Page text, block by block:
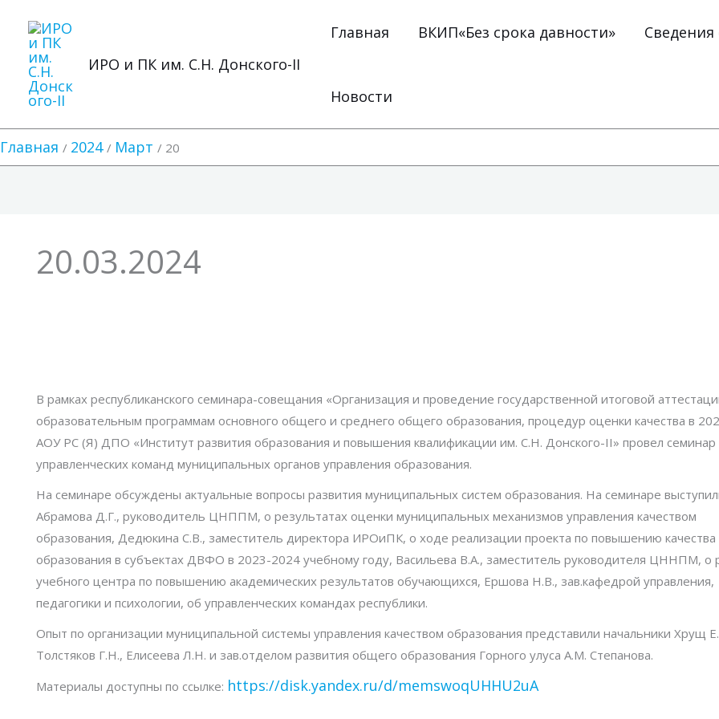
содержимому
ИРО и ПК им. С.Н. Донского-II
Главная ВКИП«Без срока давности»
Новости
Главная 2024 Март 20
20.03.2024
В рамках республиканского семинара-совещания «Организация и проведение государственной итоговой
образовательным программам основного общего и среднего общего образования, процедур оценки качества в
АОУ РС (Я) ДПО «Институт развития образования и повышения квалификации им. С.Н. Донского-II» провел семинар
управленческих команд муниципальных органов управления образования.
На семинаре обсуждены актуальные вопросы развития муниципальных систем образования. На семинаре
Абрамова Д.Г., руководитель ЦНППМ, о результатах оценки муниципальных механизмов управления качеством
образования, Дедюкина С.В., заместитель директора ИРОиПК, о ходе реализации проекта по повышению качества
образования в субъектах ДВФО в 2023-2024 учебному году, Васильева В.А., заместитель руководителя ЦННПМ, о
учебного центра по повышению академических результатов обучающихся, Ершова Н.В., зав.кафедрой управления,
педагогики и психологии, об управленческих командах республики.
Опыт по организации муниципальной системы управления качеством образования представили начальники Хрущ
Толстяков Г.Н., Елисеева Л.Н. и зав.отделом развития общего образования Горного улуса А.М. Степанова.
Материалы доступны по ссылке: https://disk.yandex.ru/d/memswoqUHHU2uA
«Организация
и
проведение
государственной
итоговой
аттестации
по
образовательным
программам
основного
и
среднего
общего